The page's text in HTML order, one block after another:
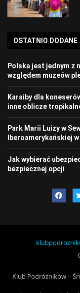
OSTATNIO DODANE
Polska jest jednym z
względem muzeów
Karaiby dla
inne oblicze
Park Marii Luizy w
Iberoamerykańskiej
Jak wybierać
bezpiecznej opcji
Klub Podróżników –